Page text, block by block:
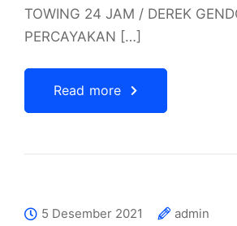
TOWING 24 JAM / DEREK
PERCAYAKAN […]
Read more
5 Desember 2021
admin